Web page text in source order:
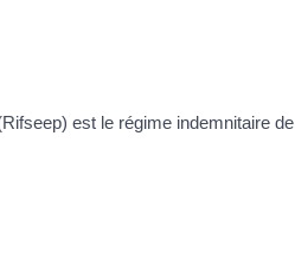
est le régime indemnitaire de